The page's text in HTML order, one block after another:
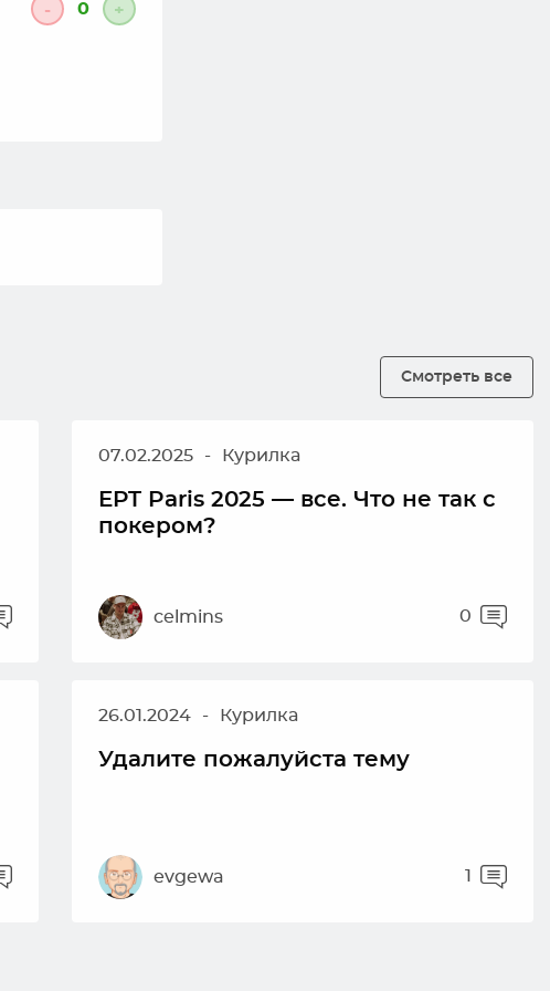
- 0 +
Смотреть все
07.02.2025 - Курилка
EPT Paris 2025 — все. Что не так с
покером?
celmins 0
26.01.2024 - Курилка
Удалите пожалуйста тему
evgewa 1